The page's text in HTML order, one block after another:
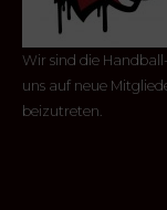
Wir sind die
uns auf neue
beizutreten.